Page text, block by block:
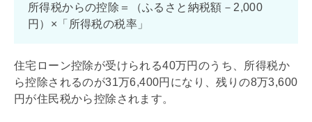
所得税からの控除＝（ふるさと納税額－2,000
円）×「所得税の税率」
住宅ローン控除が受けられる40万円のうち、所得税か
ら控除されるのが31万6,400円になり、残りの8万3,600
円が住民税から控除されます。